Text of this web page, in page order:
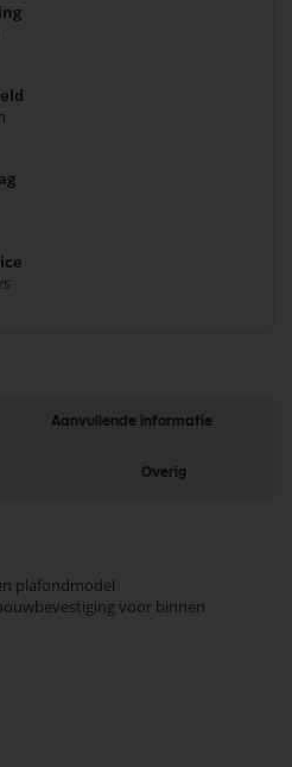
Aanvullende informatie
Overig
plafondmodel
voor binnen